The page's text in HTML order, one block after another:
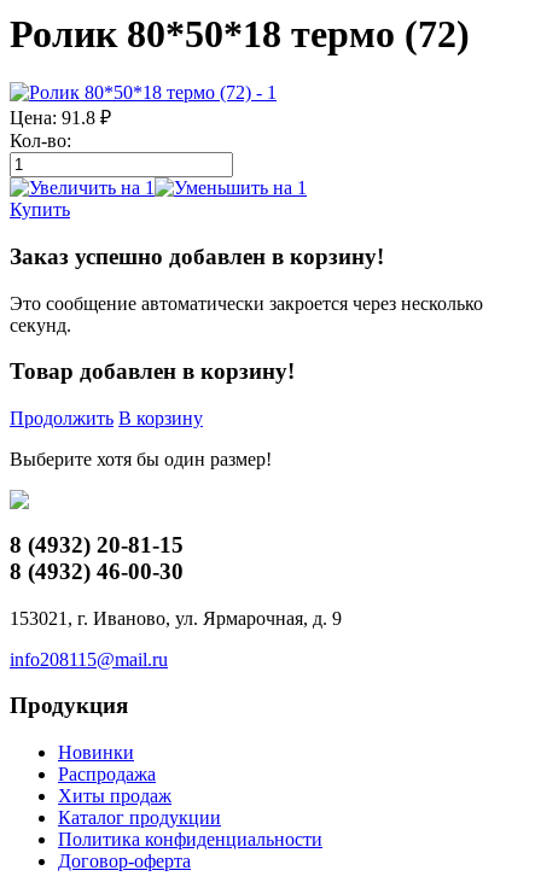
Ролик 80*50*18 термо (72)
Цена: 91.8 ₽
Кол-во:
Купить
Заказ успешно добавлен в корзину!
Это сообщение автоматически закроется через несколько
секунд.
Товар добавлен в корзину!
Продолжить В корзину
Выберите хотя бы один размер!
8 (4932) 20-81-15
8 (4932) 46-00-30
153021, г. Иваново, ул. Ярмарочная, д. 9
info208115@mail.ru
Продукция
Новинки
Распродажа
Хиты продаж
Каталог продукции
Политика конфиденциальности
Договор-оферта